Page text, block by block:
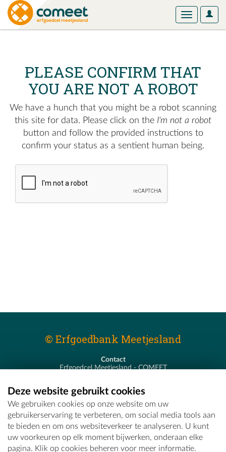
User
Toggle
PLEASE CONFIRM THAT
YOU ARE NOT A ROBOT
We have a hunch that you might be a robot scanning
this site for data. Please click on the I'm not a robot
button and follow the provided instructions to
confirm your status as a sentient human being.
© Erfgoedbank Meetjesland
Contact
Erfgoedcel Meetjesland - COMEET
T - 09 373 75 96
E -erfgoedcel@comeet.be
Deze website gebruikt cookies
We gebruiken cookies op onze website om uw
gebruikerservaring te verbeteren, om social media tools aan
te bieden en om ons websiteverkeer te analyseren. U kunt
uw voorkeuren op elk moment bijwerken, onderaan elke
pagina. Klik op cookies beheren voor meer informatie.